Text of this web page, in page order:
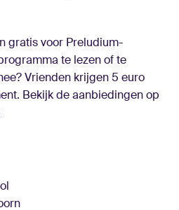
gratis voor Preludium-
te lezen of te
Vrienden krijgen 5 euro
Bekijk de aanbiedingen op